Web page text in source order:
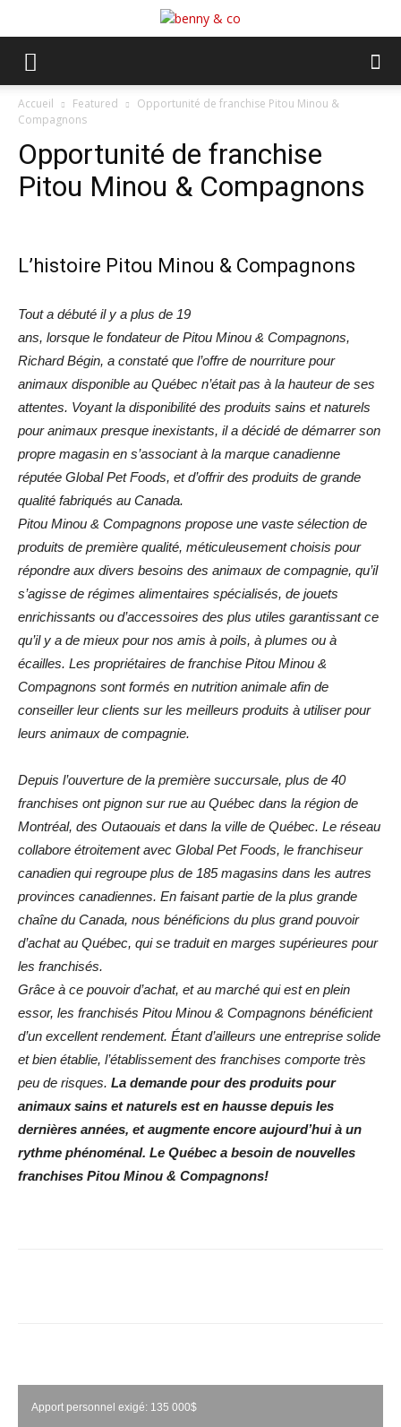
Accueil Featured
Opportunité de franchise Pitou Minou &
Compagnons
Opportunité de franchise
Pitou Minou & Compagnons
L’histoire Pitou Minou & Compagnons
Tout a débuté il y a plus de 19
ans, lorsque le fondateur de Pitou Minou & Compagnons,
Richard Bégin, a constaté que l’offre de nourriture pour
animaux disponible au Québec n’était pas à la hauteur de ses
attentes. Voyant la disponibilité des produits sains et naturels
pour animaux presque inexistants, il a décidé de démarrer son
propre magasin en s’associant à la marque canadienne
réputée Global Pet Foods, et d’offrir des produits de grande
qualité fabriqués au Canada.
Pitou Minou & Compagnons propose une vaste sélection de
produits de première qualité, méticuleusement choisis pour
répondre aux divers besoins des animaux de compagnie, qu’il
s’agisse de régimes alimentaires spécialisés, de jouets
enrichissants ou d’accessoires des plus utiles garantissant ce
qu’il y a de mieux pour nos amis à poils, à plumes ou à
écailles. Les propriétaires de franchise Pitou Minou &
Compagnons sont formés en nutrition animale afin de
conseiller leur clients sur les meilleurs produits à utiliser pour
leurs animaux de compagnie.
Depuis l’ouverture de la première succursale, plus de 40
franchises ont pignon sur rue au Québec dans la région de
Montréal, des Outaouais et dans la ville de Québec. Le réseau
collabore étroitement avec Global Pet Foods, le franchiseur
canadien qui regroupe plus de 185 magasins dans les autres
provinces canadiennes. En faisant partie de la plus grande
chaîne du Canada, nous bénéficions du plus grand pouvoir
d’achat au Québec, qui se traduit en marges supérieures pour
les franchisés.
Grâce à ce pouvoir d’achat, et au marché qui est en plein
essor, les franchisés Pitou Minou & Compagnons bénéficient
d’un excellent rendement. Étant d’ailleurs une entreprise solide
et bien établie, l’établissement des franchises comporte très
peu de risques. La demande pour des produits pour
animaux sains et naturels est en hausse depuis les
dernières années, et augmente encore aujourd’hui à un
rythme phénoménal. Le Québec a besoin de nouvelles
franchises Pitou Minou & Compagnons!
Apport personnel exigé: 135 000$